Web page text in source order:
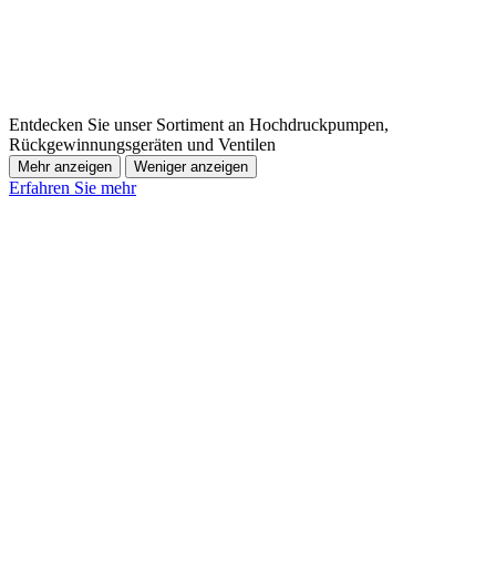
Entdecken Sie unser Sortiment an Hochdruckpumpen,
Rückgewinnungsgeräten und Ventilen
Mehr anzeigen Weniger anzeigen
Erfahren Sie mehr